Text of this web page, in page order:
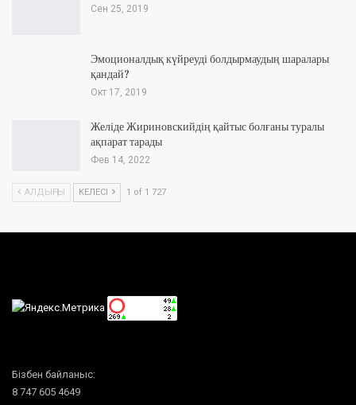
Сен 25, 2019
Эмоционалдық күйреуді болдырмаудың шаралары
қандай?
Окт 17, 2019
Желіде Жириновскийдің қайтыс болғаны туралы
ақпарат тарады
Фев 14, 2022
АЛДЫҢҒЫ КЕЛЕСІ 1 of 1 727
Бізбен байланыс:
8 747 605 4649